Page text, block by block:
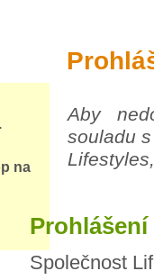
na
Aby
souladu
Společnost